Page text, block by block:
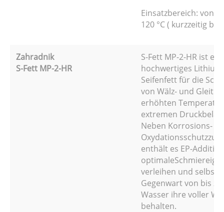
Einsatzbereich: von -
120 °C ( kurzzeitig bis
Zahradnik
S-Fett MP-2-HR
S-Fett MP-2-HR ist ein
hochwertiges
Seifenfett für die
von Wälz- und
erhöhten
extremen
Neben Korrosions-
enthält es EP-
verleihen und selbst
Gegenwart von bis zu
Wasser ihre voller
behalten.